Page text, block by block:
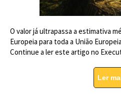
O valor já ultrapassa a estimativa
Europeia para toda a União
Continue a ler este artigo no
Ler